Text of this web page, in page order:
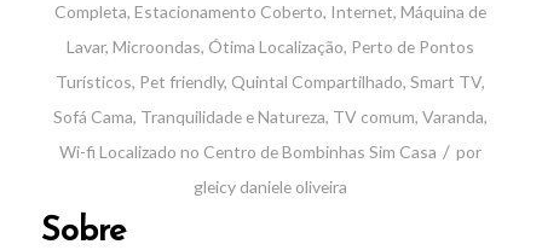
Completa,Estacionamento Coberto, Internet,Máquina de
Lavar,Microondas, Ótima Localização, Perto de Pontos
Turísticos, Pet friendly, Quintal Compartilhado,Smart TV,
Sofá Cama, Tranquilidade e Natureza, TV comum,Varanda,
Wi-fi Localizado no Centro de Bombinhas Sim Casa / por
gleicy daniele oliveira
Sobre